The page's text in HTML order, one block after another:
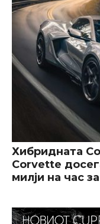
Хибридната
Corvette
милји на час